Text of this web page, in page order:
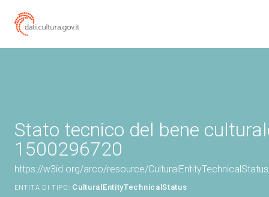
Stato tecnico del bene
1500296720
https://w3id.org/arco/resource/
ENTITÀ DI TIPO: CulturalEntityTechnicalStatus